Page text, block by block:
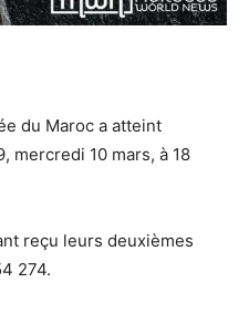
du Maroc a atteint
mercredi 10 mars, à 18
reçu leurs deuxièmes
274.